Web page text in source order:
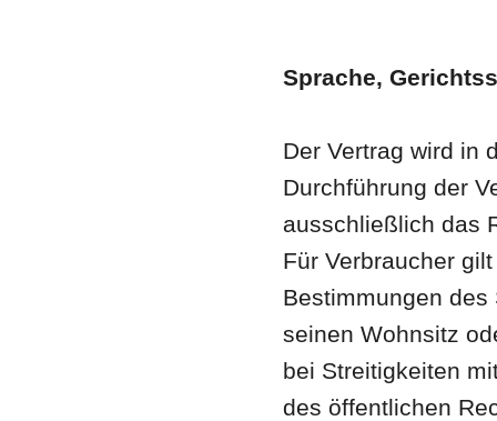
Sprache,
Der Vertrag wird in
Durchführung der
ausschließlich das
Für Verbraucher
Bestimmungen
seinen Wohnsitz
bei Streitigkeiten
des öffentlichen